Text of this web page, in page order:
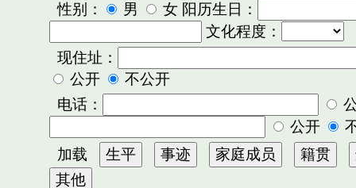
性别：
男
女 阳历生日：
文化程度：
现住址：
公开
不公开
电话：
公开
加载